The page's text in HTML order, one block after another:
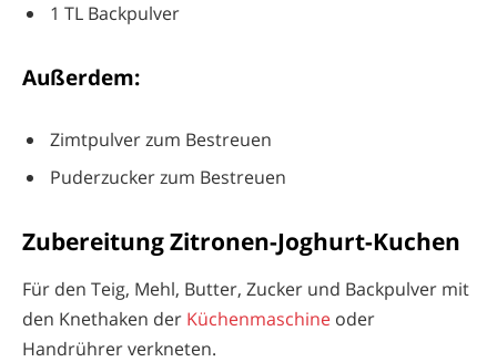
1 TL Backpulver
Außerdem:
Zimtpulver zum Bestreuen
Puderzucker zum Bestreuen
Zubereitung Zitronen-Joghurt-Kuchen
Für den Teig, Mehl, Butter, Zucker und Backpulver mit
den Knethaken der Küchenmaschine oder
Handrührer verkneten.